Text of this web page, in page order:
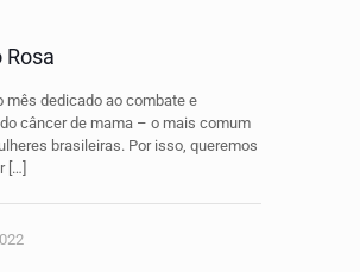
Rosa
mês dedicado ao combate e
câncer de mama – o mais comum
brasileiras. Por isso, queremos
[…]